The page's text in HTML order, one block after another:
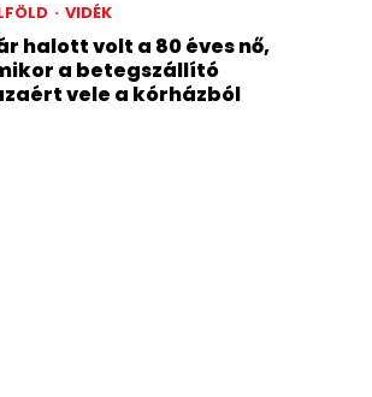
· VIDÉK
halott volt a 80 éves nő,
a betegszállító
vele a kórházból